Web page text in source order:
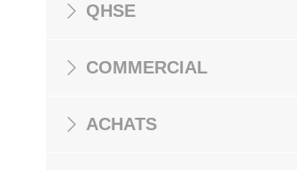
QHSE
COMMERCIAL
ACHATS